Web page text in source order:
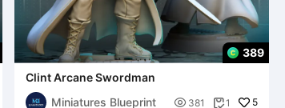
389
Clint Arcane Swordman
Miniatures Blueprint
 381 1 5